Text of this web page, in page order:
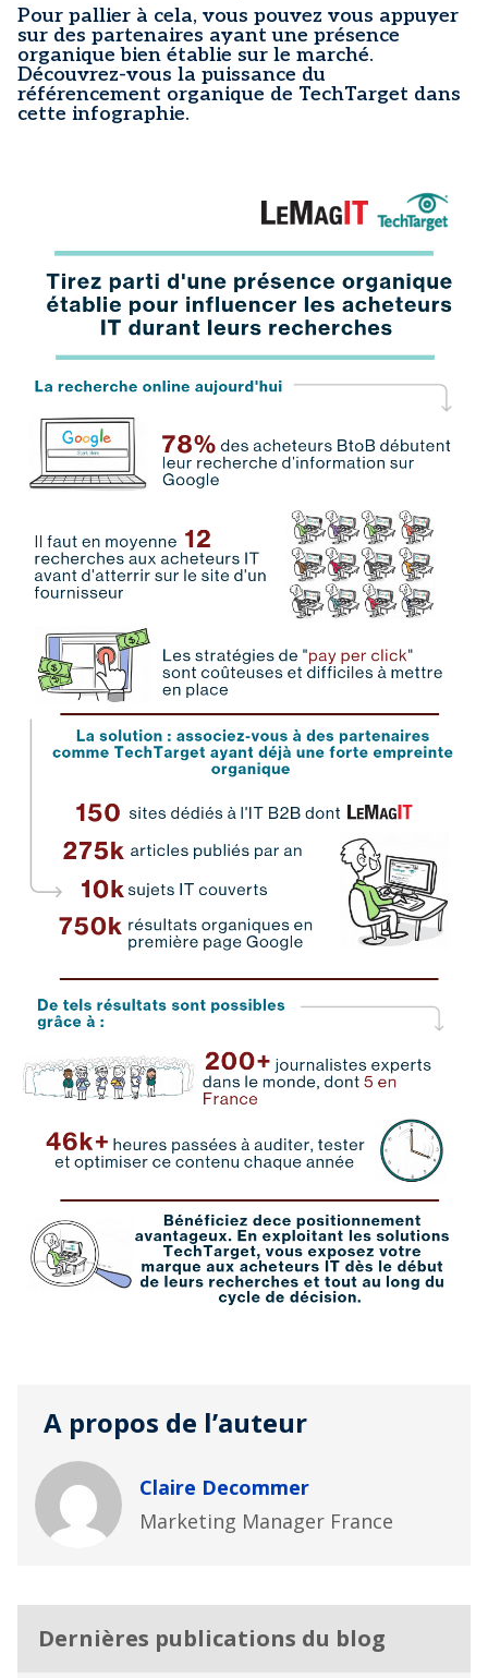
Pour pallier à cela, vous pouvez vous appuyer
sur des partenaires ayant une présence
organique bien établie sur le marché.
Découvrez-vous la puissance du
référencement organique de TechTarget dans
cette infographie.
A propos de l’auteur
Claire Decommer
Marketing Manager France
Dernières publications du blog